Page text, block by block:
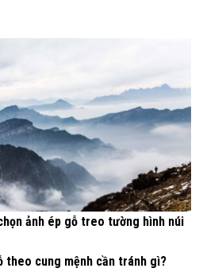
ảnh ép gỗ treo tường hình núi
theo cung mệnh cần tránh gì?